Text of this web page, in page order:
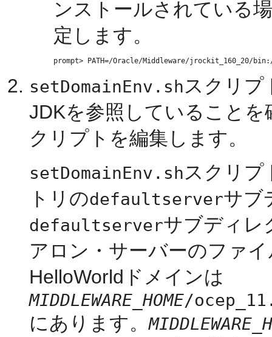
ンストールされている
定します。
setDomainEnv.shスクリプ
JDKを参照していること
クリプトを編集します。
setDomainEnv.shスクリプ
トリのdefaultserverサブ
defaultserverサブディレ
アロン・サーバーのファ
HelloWorldドメインは
MIDDLEWARE_HOME/
にあります。